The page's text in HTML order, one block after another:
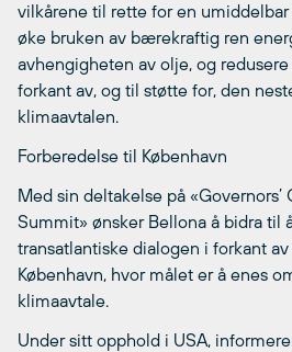
vilkårene til rette for en
øke bruken av bærekraftig ren
avhengigheten av olje, og
forkant av, og til støtte for, den
klimaavtalen.
Forberedelse til København
Med sin deltakelse på
Summit» ønsker Bellona å bidra til
transatlantiske dialogen i forkant
København, hvor målet er å enes
klimaavtale.
Under sitt opphold i USA,